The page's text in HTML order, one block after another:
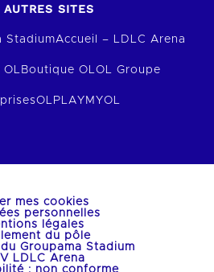
AUTRES SITES
StadiumAccueil – LDLC Arena
Boutique OL OL Groupe
OLPLAY MYOL
mes cookies
personnelles
légales
du pôle
Groupama Stadium
LDLC Arena
: non conforme